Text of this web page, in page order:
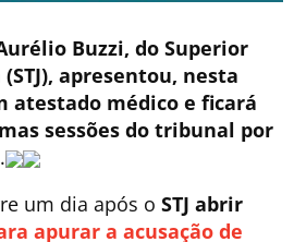
Buzzi, do Superior
apresentou, nesta
atestado médico e ficará
sessões do tribunal por
.
um dia após o STJ abrir
apurar a acusação de